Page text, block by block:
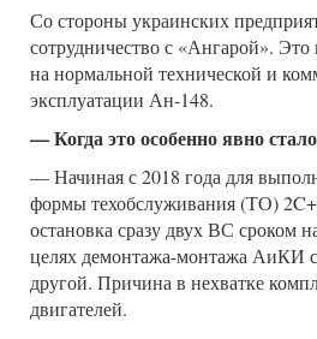
Со стороны украинских
сотрудничество с «Ангарой». Это
на нормальной технической и
эксплуатации Ан-148.
— Когда это особенно явно
— Начиная с 2018 года для
формы техобслуживания (ТО)
остановка сразу двух ВС сроком
целях демонтажа-монтажа АиКИ
другой. Причина в нехватке
двигателей.